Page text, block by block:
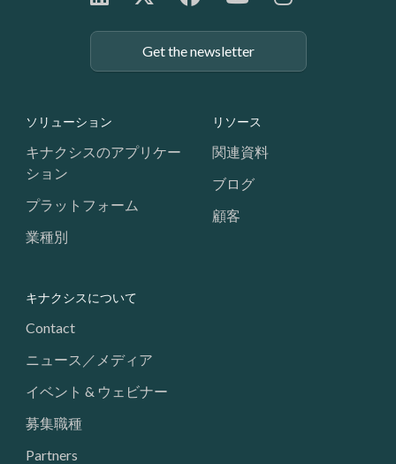
Get the newsletter
Footer: Navigation
ソリューション
キナクシスのアプリケー
ション
プラットフォーム
業種別
リソース
関連資料
ブログ
顧客
キナクシスについて
Contact
ニュース／メディア
イベント & ウェビナー
募集職種
Partners